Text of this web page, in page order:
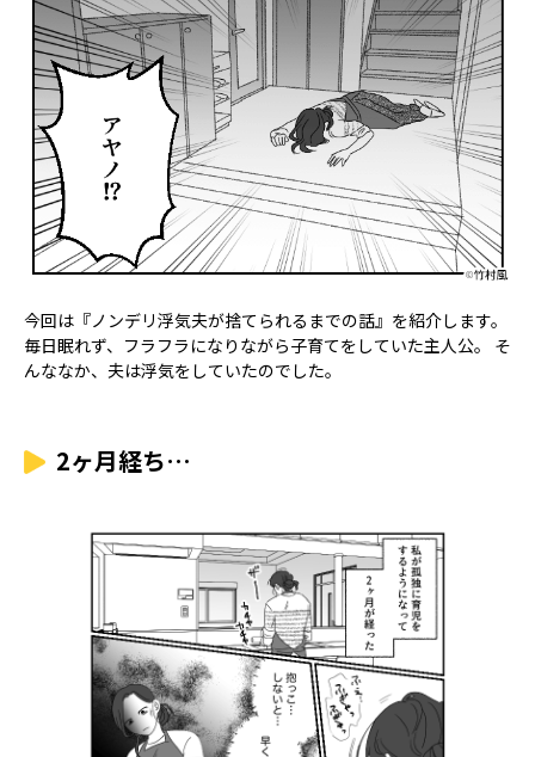
今回は『ノンデリ浮気夫が捨てられるまでの話』を紹介します。
毎日眠れず、フラフラになりながら子育てをしていた主人公。 そ
んななか、夫は浮気をしていたのでした。
2ヶ月経ち…